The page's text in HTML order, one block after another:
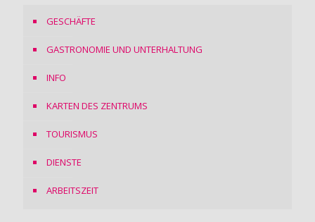
GESCHÄFTE
GASTRONOMIE UND UNTERHALTUNG
INFO
KARTEN DES ZENTRUMS
TOURISMUS
DIENSTE
ARBEITSZEIT